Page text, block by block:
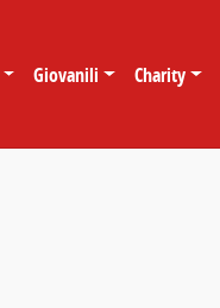
Giovanili Charity